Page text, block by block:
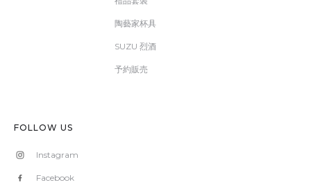
陶藝家杯具
SUZU 烈酒
予約販売
FOLLOW US
Instagram
Facebook